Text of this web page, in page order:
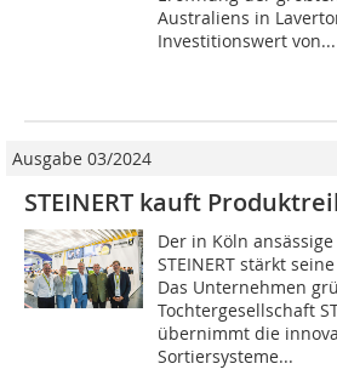
Australiens in
Investitionswert von...
Ausgabe 03/2024
STEINERT kauft
Der in Köln
STEINERT stärkt
Das Unternehmen
Tochtergesellschaft
übernimmt die
Sortiersysteme...